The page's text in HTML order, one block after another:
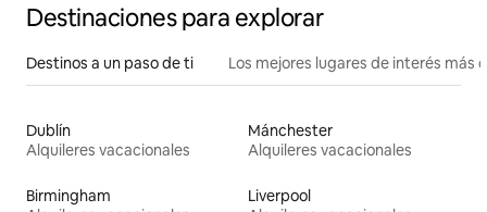
Destinaciones para explorar
Destinos a un paso de ti Los mejores lugares de interés más
Dublín
Alquileres vacacionales
Mánchester
Alquileres vacacionales
Birmingham
Liverpool